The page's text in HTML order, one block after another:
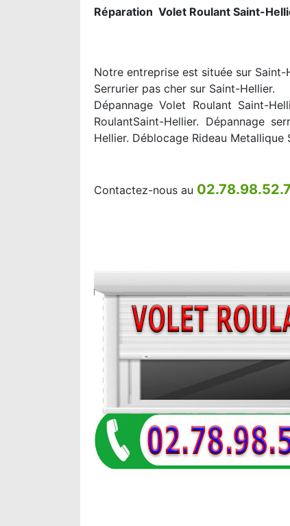
Réparation Volet Roulant Saint-
Notre entreprise est située sur
Serrurier pas cher sur Saint-Hellier.
Dépannage Volet Roulant Saint-
RoulantSaint-Hellier. Dépannage
Hellier. Déblocage Rideau
Contactez-nous au